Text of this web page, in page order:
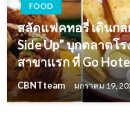
FOOD
สลัดแฟคทอรี่ เดินก
Side Up” บุกตลาดโ
สาขาแรก ที่ Go
CBNTteam มกราคม 19,